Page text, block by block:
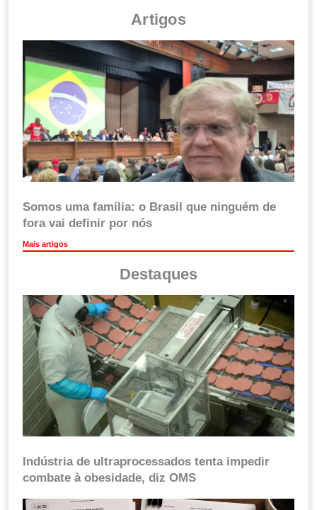
Artigos
Somos uma família: o Brasil que ninguém de
fora vai definir por nós
Mais artigos
Destaques
Indústria de ultraprocessados tenta impedir
combate à obesidade, diz OMS